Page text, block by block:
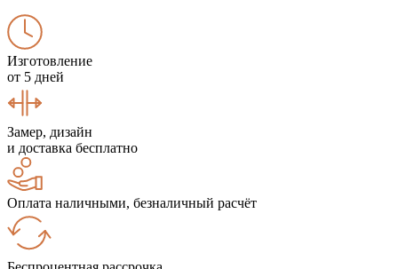
Изготовление
от 5 дней
Замер, дизайн
и доставка бесплатно
Оплата наличными, безналичный расчёт